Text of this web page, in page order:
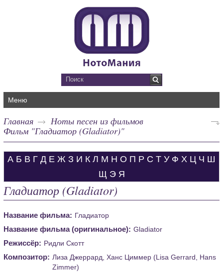
Меню
Главная
Ноты песен из фильмов
Фильм "Гладиатор (Gladiator)"
А Б В Г Д Е Ж З И К Л М Н О П Р С Т У Ф Х Ц Ч Ш
Щ Э Я
Гладиатор (Gladiator)
Название фильма: Гладиатор
Название фильма (оригинальное): Gladiator
Режиссёр: Ридли Скотт
Композитор: Лиза Джеррард, Ханс Циммер (Lisa Gerrard, Hans
Zimmer)